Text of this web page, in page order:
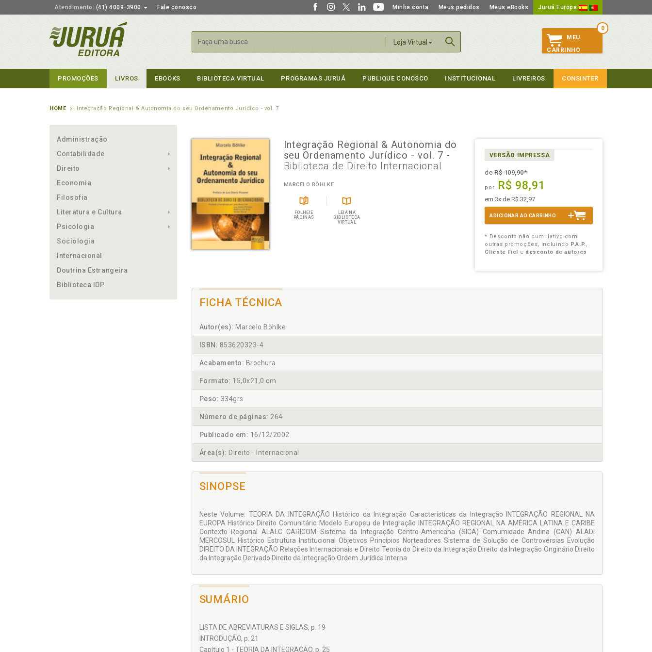
Atendimento: (41) 4009-3900 Fale conosco Minha conta Meus pedidos Meus eBooks Juruá Europa
Loja Virtual
Buscar
0
MEU
CARRINHO
PROMOÇÕES LIVROS EBOOKS BIBLIOTECA VIRTUAL PROGRAMAS JURUÁ PUBLIQUE CONOSCO INSTITUCIONAL LIVREIROS CONSINTER
HOME Integração Regional & Autonomia do seu Ordenamento Jurídico - vol. 7
Administração
Contabilidade
Direito
Economia
Filosofia
Literatura e Cultura
Psicologia
Sociologia
Internacional
Doutrina Estrangeira
Biblioteca IDP
Integração Regional & Autonomia do
seu Ordenamento Jurídico - vol. 7 -
Biblioteca de Direito Internacional
MARCELO BÖHLKE
FOLHEIE
PÁGINAS
LEIA NA
BIBLIOTECA
VIRTUAL
VERSÃO IMPRESSA
deR$ 109,90*
por R$ 98,91
em 3x de R$ 32,97
ADICIONAR AO CARRINHO
* Desconto não cumulativo com
outras promoções, incluindo P.A.P.,
Cliente Fiel e desconto de autores
FICHA TÉCNICA
Autor(es): Marcelo Böhlke
ISBN: 853620323-4
Acabamento: Brochura
Formato: 15,0x21,0 cm
Peso: 334grs.
Número de páginas: 264
Publicado em: 16/12/2002
Área(s): Direito - Internacional
SINOPSE
Neste Volume: TEORIA DA INTEGRAÇÃO Histórico da Integração Características da Integração INTEGRAÇÃO REGIONAL NA
EUROPA Histórico Direito Comunitário Modelo Europeu de Integração INTEGRAÇÃO REGIONAL NA AMÉRICA LATINA E CARIBE
Contexto Regional ALALC CARICOM Sistema da Integração Centro-Americana (SICA) Comumidade Andina (CAN) ALADI
MERCOSUL Histórico Estrutura Institucional Objetivos Princípios Norteadores Sistema de Solução de Controvérsias Evolução
DIREITO DA INTEGRAÇÃO Relações Internacionais e Direito Teoria do Direito da Integração Direito da Integração Onginário Direito
da Integração Derivado Direito da Integração Ordem Jurídica Interna
SUMÁRIO
LISTA DE ABREVIATURAS E SIGLAS, p. 19
INTRODUÇÃO, p. 21
Capítulo 1 - TEORIA DA INTEGRAÇÃO, p. 25